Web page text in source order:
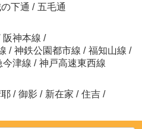
下通 / 五毛通
阪神本線 /
/ 神鉄公園都市線 / 福知山線 /
今津線 / 神戸高速東西線
耶 / 御影 / 新在家 / 住吉 /